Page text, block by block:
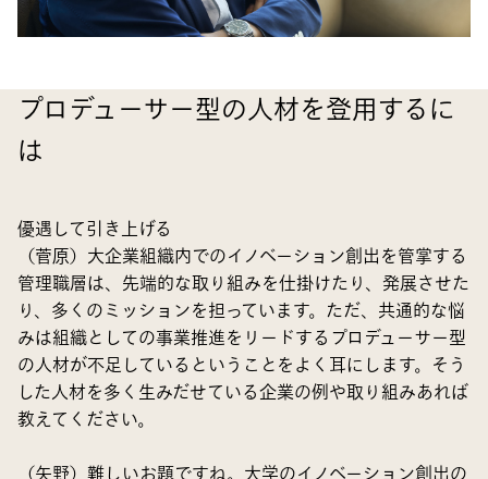
プロデューサー型の人材を登用するに
は
優遇して引き上げる
（菅原）大企業組織内でのイノベーション創出を管掌する
管理職層は、先端的な取り組みを仕掛けたり、発展させた
り、多くのミッションを担っています。ただ、共通的な悩
みは組織としての事業推進をリードするプロデューサー型
の人材が不足しているということをよく耳にします。そう
した人材を多く生みだせている企業の例や取り組みあれば
教えてください。